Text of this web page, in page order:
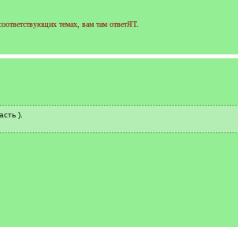
темах, вам там ответЯТ.
).